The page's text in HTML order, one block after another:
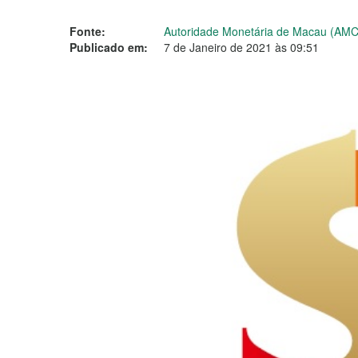
Fonte:
Autoridade Monetária de Macau
Publicado em:
7 de Janeiro de 2021 às 09:51